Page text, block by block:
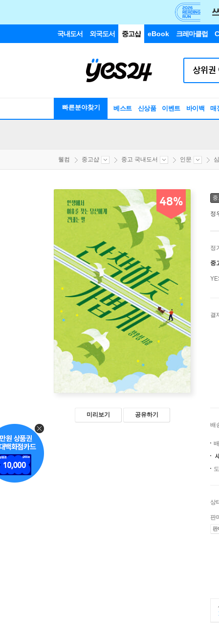
국내도서 외국도서 중고샵 eBook 크레마클럽
빠른분야찾기 베스트 신상품 이벤트 바이백 매
웰컴 중고샵 중고 국내도서 인문
48%
미리보기 공유하기
정
정
중
결
배
상
판
판